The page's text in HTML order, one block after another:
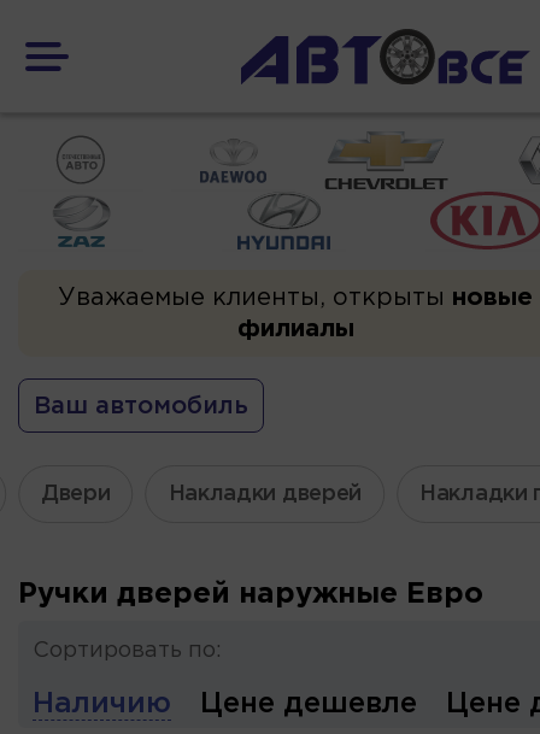
Уважаемые клиенты, открыты новые
филиалы
Ваш автомобиль
Двери Накладки дверей Накладки
Ручки дверей наружные Евро
Сортировать по:
Наличию Цене дешевле Цене